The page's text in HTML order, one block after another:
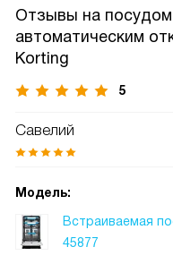
Отзывы на
автоматическим
Korting
5
Савелий
Модель:
Встраиваемая
45877